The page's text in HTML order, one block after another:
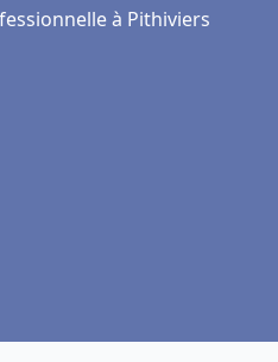
à Pithiviers